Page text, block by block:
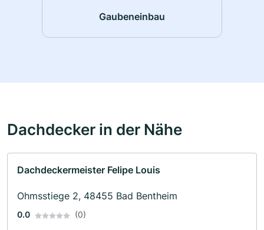
Gaubeneinbau
Dachdecker in der Nähe
Dachdeckermeister Felipe Louis
Ohmsstiege 2, 48455 Bad Bentheim
0.0 (0)